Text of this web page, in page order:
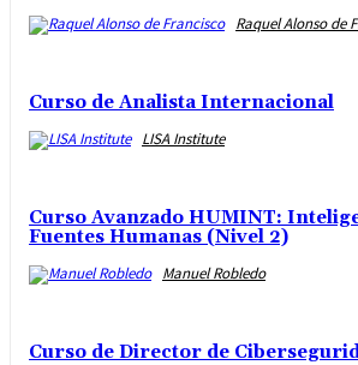
Raquel Alonso de
Curso de Analista Internacional
LISA Institute
Curso Avanzado HUMINT:
Fuentes Humanas (Nivel 2)
Manuel Robledo
Curso de Director de